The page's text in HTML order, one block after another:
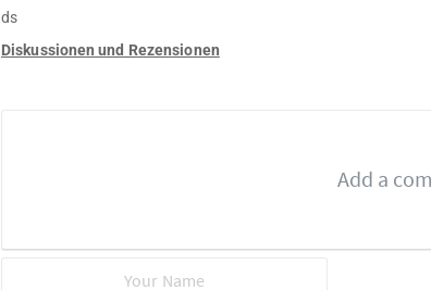
ds
Diskussionen und Rezensionen